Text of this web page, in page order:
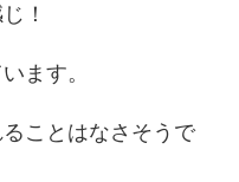
！
ます。
ことはなさそうで